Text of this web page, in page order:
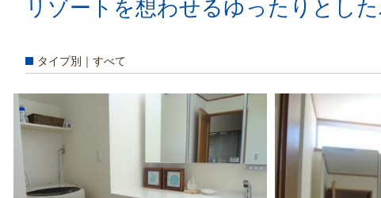
リゾートを想わせるゆったりとし
タイプ別｜すべて